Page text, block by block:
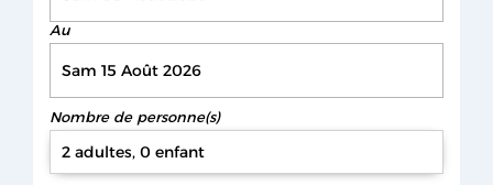
Au
Nombre de personne(s)
2 adultes, 0 enfant